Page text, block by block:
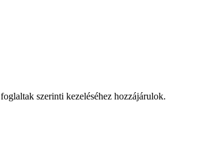
foglaltak szerinti kezeléséhez hozzájárulok.